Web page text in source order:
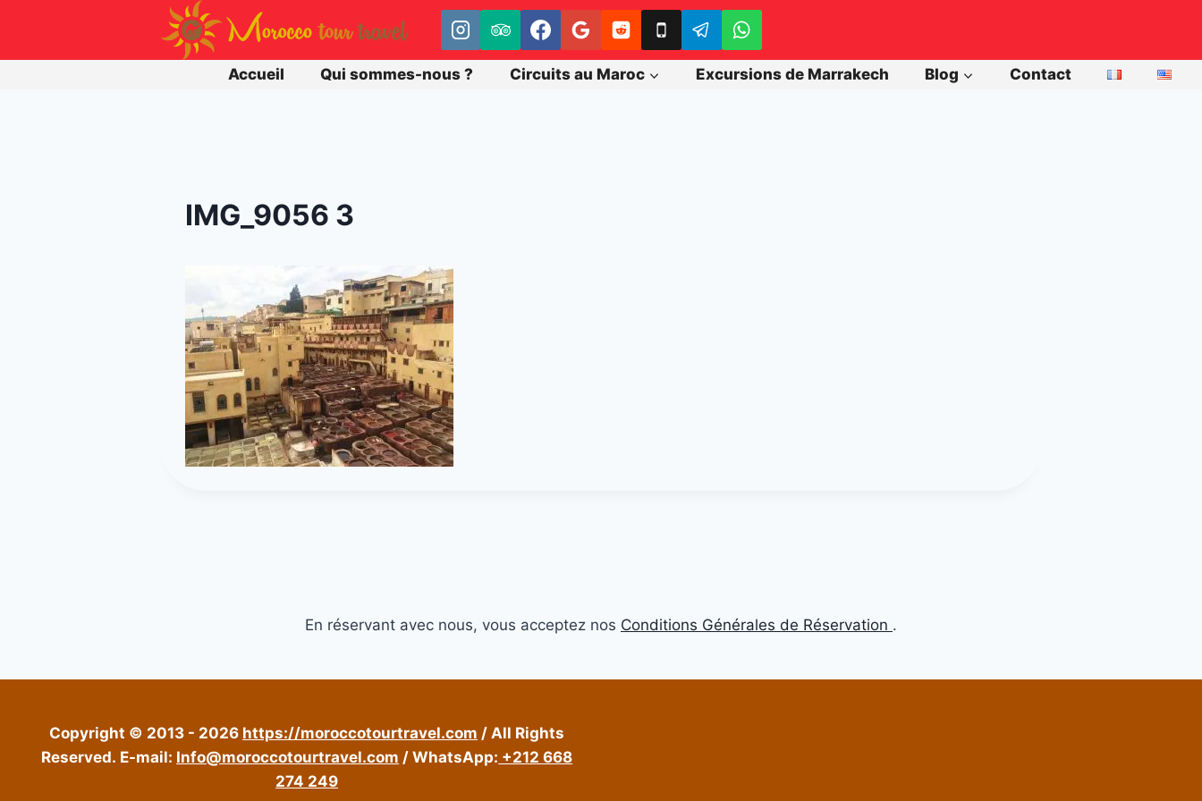
contenu
Accueil
Qui sommes-nous ? Circuits au Maroc Excursions de Marrakech Blog Contact
IMG_9056 3
En réservant avec nous, vous acceptez nos Conditions Générales de Réservation .
Copyright © 2013 - 2026 https://moroccotourtravel.com / All Rights
Reserved. E-mail: Info@moroccotourtravel.com / WhatsApp: +212 668
274 249